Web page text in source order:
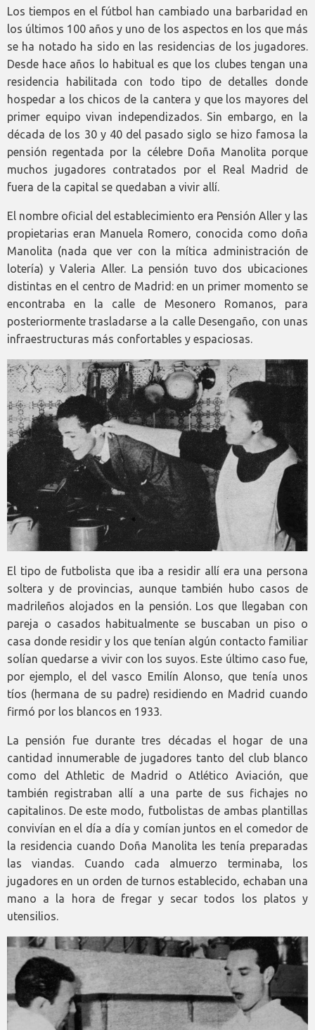
Los tiempos en el fútbol han cambiado una barbaridad en
los últimos 100 años y uno de los aspectos en los que más
se ha notado ha sido en las residencias de los jugadores.
Desde hace años lo habitual es que los clubes tengan una
residencia habilitada con todo tipo de detalles donde
hospedar a los chicos de la cantera y que los mayores del
primer equipo vivan independizados. Sin embargo, en la
década de los 30 y 40 del pasado siglo se hizo famosa la
pensión regentada por la célebre Doña Manolita porque
muchos jugadores contratados por el Real Madrid de
fuera de la capital se quedaban a vivir allí.
El nombre oficial del establecimiento era Pensión Aller y las
propietarias eran Manuela Romero, conocida como doña
Manolita (nada que ver con la mítica administración de
lotería) y Valeria Aller. La pensión tuvo dos ubicaciones
distintas en el centro de Madrid: en un primer momento se
encontraba en la calle de Mesonero Romanos, para
posteriormente trasladarse a la calle Desengaño, con unas
infraestructuras más confortables y espaciosas.
El tipo de futbolista que iba a residir allí era una persona
soltera y de provincias, aunque también hubo casos de
madrileños alojados en la pensión. Los que llegaban con
pareja o casados habitualmente se buscaban un piso o
casa donde residir y los que tenían algún contacto familiar
solían quedarse a vivir con los suyos. Este último caso fue,
por ejemplo, el del vasco Emilín Alonso, que tenía unos
tíos (hermana de su padre) residiendo en Madrid cuando
firmó por los blancos en 1933.
La pensión fue durante tres décadas el hogar de una
cantidad innumerable de jugadores tanto del club blanco
como del Athletic de Madrid o Atlético Aviación, que
también registraban allí a una parte de sus fichajes no
capitalinos. De este modo, futbolistas de ambas plantillas
convivían en el día a día y comían juntos en el comedor de
la residencia cuando Doña Manolita les tenía preparadas
las viandas. Cuando cada almuerzo terminaba, los
jugadores en un orden de turnos establecido, echaban una
mano a la hora de fregar y secar todos los platos y
utensilios.